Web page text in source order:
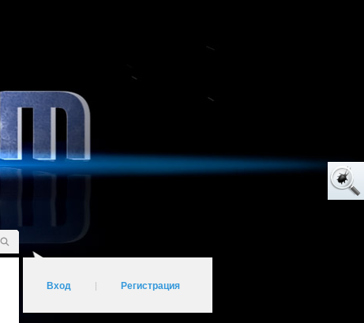
Вход Регистрация